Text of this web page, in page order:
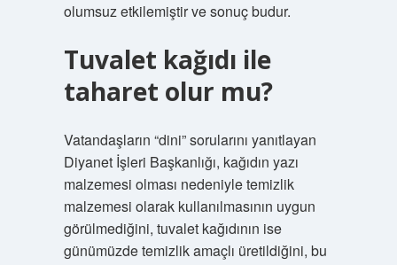
olumsuz etkilemiştir ve sonuç budur.
Tuvalet kağıdı ile
taharet olur mu?
Vatandaşların “dini” sorularını yanıtlayan
Diyanet İşleri Başkanlığı, kağıdın yazı
malzemesi olması nedeniyle temizlik
malzemesi olarak kullanılmasının uygun
görülmediğini, tuvalet kağıdının ise
günümüzde temizlik amaçlı üretildiğini, bu